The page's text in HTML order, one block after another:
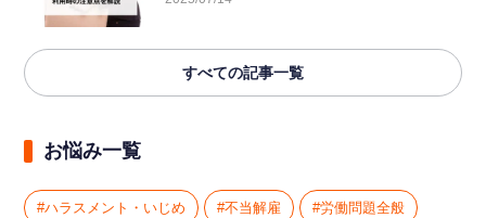
すべての記事一覧
お悩み一覧
ハラスメント・いじめ 不当解雇 労働問題全般